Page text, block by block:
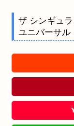
ザ シンギュ
ユニバーサル